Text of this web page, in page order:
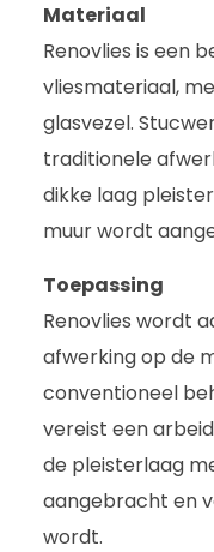
Materiaal
Renovlies is een
vliesmateriaal,
glasvezel.
traditionele
dikke laag
muur wordt
Toepassing
Renovlies wordt
afwerking op de
conventioneel
vereist een
de pleisterlaag
aangebracht en
wordt.